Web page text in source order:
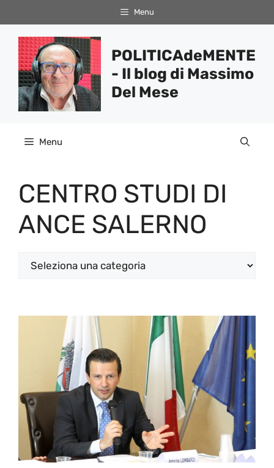
al
contenuto
Menu
POLITICAdeMENTE
- Il blog di Massimo
Del Mese
Menu
CENTRO STUDI DI
ANCE SALERNO
Categorie